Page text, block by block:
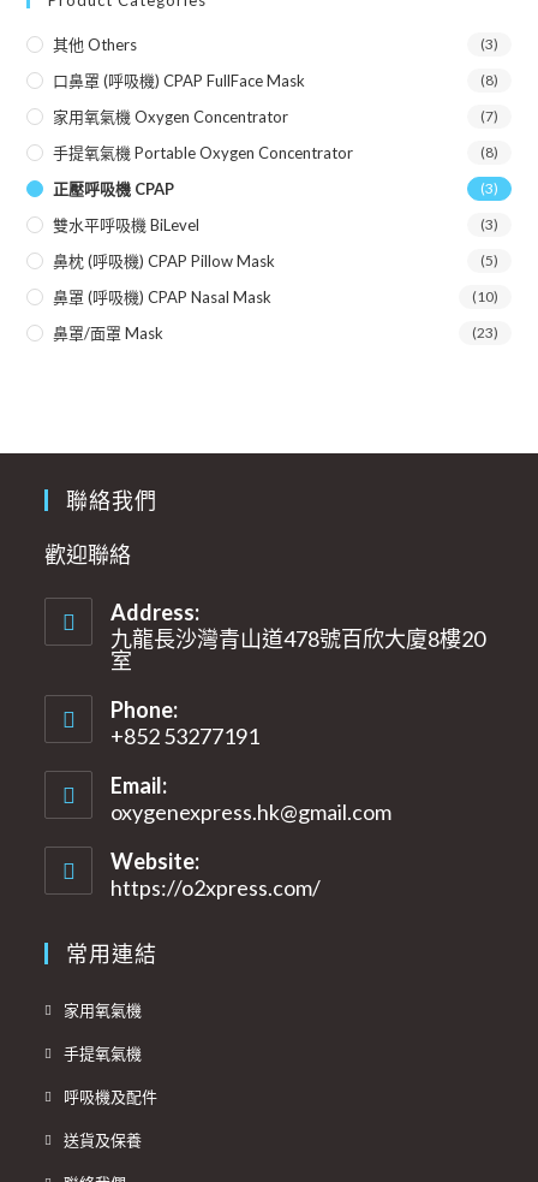
其他 Others (3)
口鼻罩 (呼吸機) CPAP FullFace Mask (8)
家用氧氣機 Oxygen Concentrator (7)
手提氧氣機 Portable Oxygen Concentrator (8)
正壓呼吸機 CPAP (3)
雙水平呼吸機 BiLevel (3)
鼻枕 (呼吸機) CPAP Pillow Mask (5)
鼻罩 (呼吸機) CPAP Nasal Mask (10)
鼻罩/面罩 Mask (23)
聯絡我們
歡迎聯絡
Address:
九龍長沙灣青山道478號百欣大廈8樓20
室​
Phone:
+852 53277191
Email:
oxygenexpress.hk@gmail.comOpens
Website:
https://o2xpress.com/
常用連結
家用氧氣機
a
new
手提氧氣機
a
new
呼吸機及配件
送貨及保養